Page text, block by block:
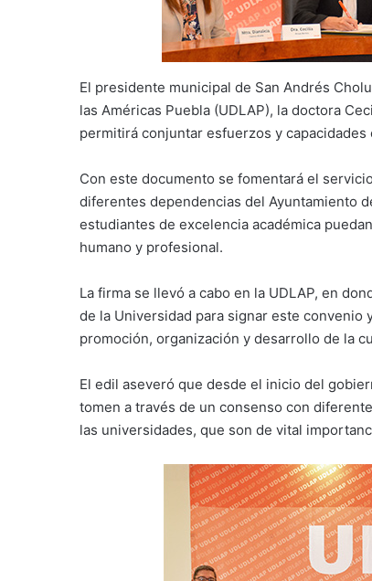
El presidente municipal de San Andrés
las Américas Puebla (UDLAP), la doctora
permitirá conjuntar esfuerzos y
Con este documento se fomentará el
diferentes dependencias del Ayuntamiento
estudiantes de excelencia académica
humano y profesional.
La firma se llevó a cabo en la UDLAP, en
de la Universidad para signar este
promoción, organización y desarrollo de la
El edil aseveró que desde el inicio del
tomen a través de un consenso con
las universidades, que son de vital